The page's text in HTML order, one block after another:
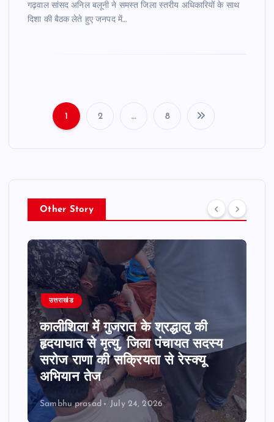
गढ़वाल सांसद अनिल बलूनी ने समस्त जिला स्तरीय अधिकारियों के साथ
दिशा की बैठक लेते हुए जनपद में…
t
s
p
a
g
i
n
1 2 … 8
Other Story
उत्तराखंड
कालीशिला में गुजरात के श्रद्धालु की
हृदयाघात से मृत्यु, जिला पंचायत सदस्य
सरोज राणा की सक्रियता से रेस्क्यू
अभियान तेज
Sambhu prasad July 24, 2026